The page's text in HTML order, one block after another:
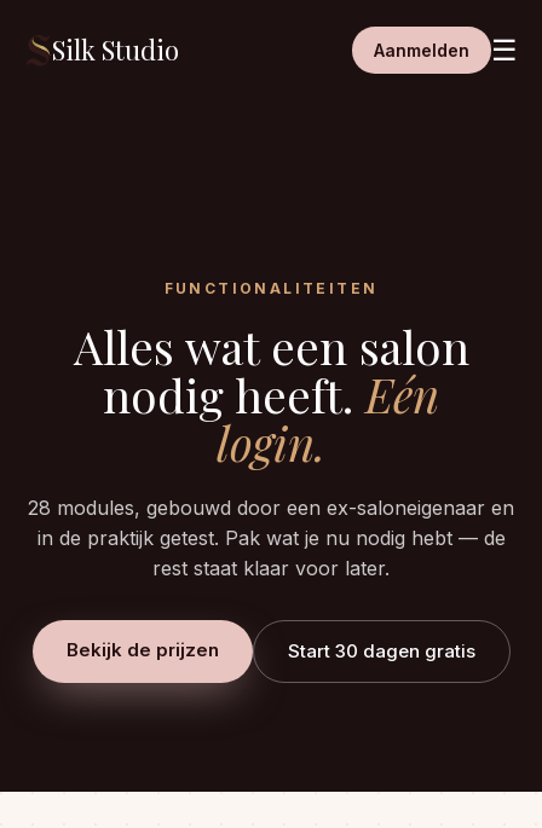
Silk Studio Aanmelden ☰
FUNCTIONALITEITEN
Alles wat een salon
nodig heeft. Eén
login.
28 modules, gebouwd door een ex-saloneigenaar en
in de praktijk getest. Pak wat je nu nodig hebt — de
rest staat klaar voor later.
Bekijk de prijzen Start 30 dagen gratis